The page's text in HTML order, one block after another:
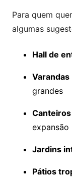
Para quem
algumas
Hall de
Varandas
grandes
expansão
Jardins
Pátios